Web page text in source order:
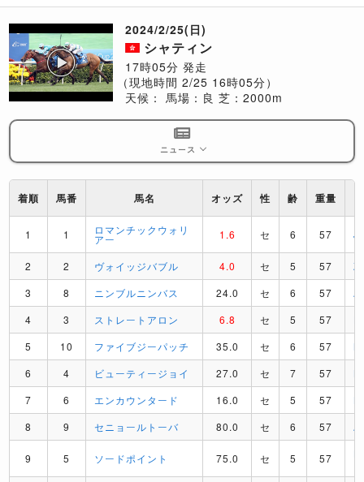
2024/2/25(日)
シャティン
17時05分 発走
（現地時間 2/25 16時05分）
天候： 馬場：良 芝：2000m
ニュース
着順 馬番 馬名 オッズ 性 齢 重量
1 1 ロマンチックウォリ
アー 1.6 セ 6 57 J
2 2 ヴォイッジバブル 4.0 セ 5 57
Z
3
8 ニンブルニンバス 24.0 セ 6 57
A
4
3 ストレートアロン 6.8 セ 5 57
5
10 ファイブジーパッチ 35.0 セ 6 57
6
4 ビューティージョイ 27.0 セ 7 57
7
6 エンカウンタード 16.0 セ 5 57
8
9 セニョールトーバ 80.0 セ 6 57 A
9 5 ソードポイント 75.0 セ 5 57